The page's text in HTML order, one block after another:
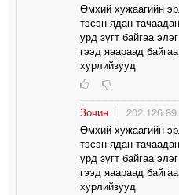
Өмхий хужаагийн
тэсэн ядан
урд зүгт байгаа
гээд яаараад
хурлийзууд
Зочин
Өмхий хужаагийн
тэсэн ядан
урд зүгт байгаа
гээд яаараад
хурлийзууд